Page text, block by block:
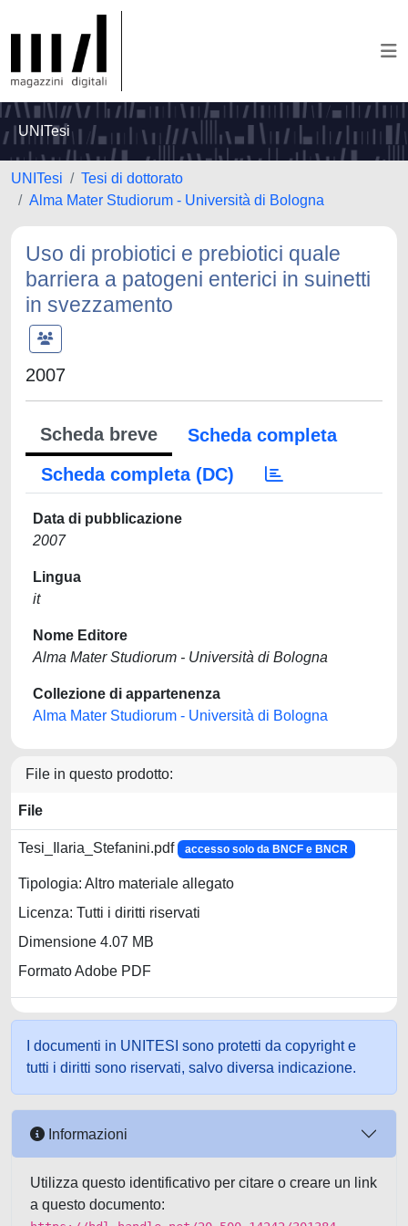
UNITesi
UNITesi
Tesi di dottorato
Alma Mater Studiorum - Università di Bologna
Uso di probiotici e prebiotici quale
barriera a patogeni enterici in suinetti
in svezzamento
2007
Scheda breve
Scheda completa
Scheda completa (DC)
Data di pubblicazione
2007
Lingua
it
Nome Editore
Alma Mater Studiorum - Università di Bologna
Collezione di appartenenza
Alma Mater Studiorum - Università di Bologna
File in questo prodotto:
File
Tesi_Ilaria_Stefanini.pdf accesso solo da BNCF e BNCR
Tipologia: Altro materiale allegato
Licenza: Tutti i diritti riservati
Dimensione 4.07 MB
Formato Adobe PDF
I documenti in UNITESI sono protetti da copyright e
tutti i diritti sono riservati, salvo diversa indicazione.
Informazioni
Utilizza questo identificativo per citare o creare un link
a questo documento: